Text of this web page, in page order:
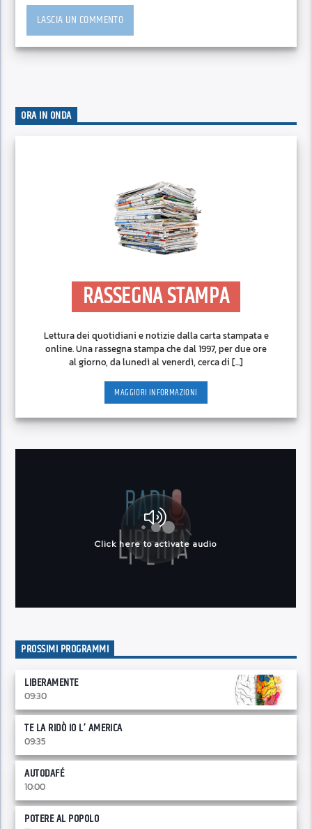
ORA IN ONDA
RASSEGNA STAMPA
Lettura dei quotidiani e notizie dalla carta stampata e
online. Una rassegna stampa che dal 1997, per due ore
al giorno, da lunedì al venerdì, cerca di [...]
MAGGIORI INFORMAZIONI
PROSSIMI PROGRAMMI
LIBERAMENTE
09:30
TE LA RIDÒ IO L’ AMERICA
09:35
AUTODAFÉ
10:00
POTERE AL POPOLO